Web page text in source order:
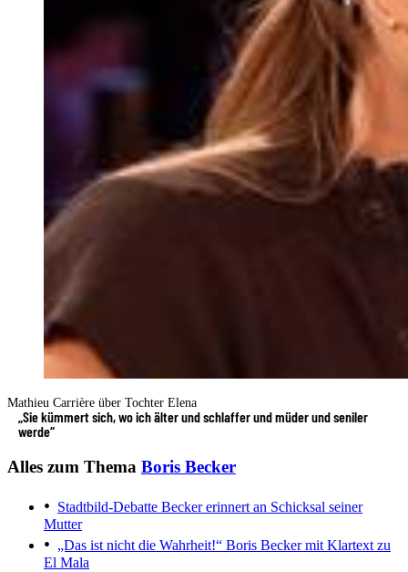
Mathieu Carrière über Tochter Elena
„Sie kümmert sich, wo ich älter und schlaffer und müder und seniler
werde“
Alles zum Thema Boris Becker
Stadtbild-Debatte Becker erinnert an Schicksal seiner
Mutter
„Das ist nicht die Wahrheit!“ Boris Becker mit Klartext zu
El Mala